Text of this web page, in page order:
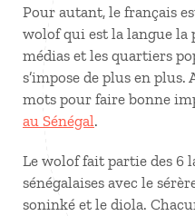
Pour autant, le français
wolof qui est la langue la
médias et les quartiers
s’impose de plus en
mots pour faire bonne
au Sénégal.
Le wolof fait partie des 6
sénégalaises avec le
soninké et le diola.